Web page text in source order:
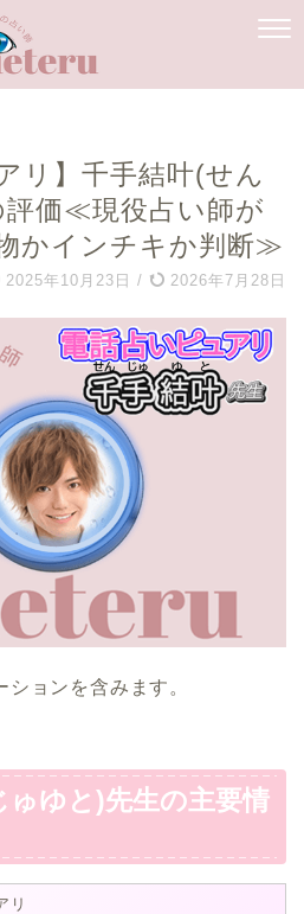
リ】千手結叶(せん
評価≪現役占い師が
かインチキか判断≫
2025年10月23日 / 2026年7月28日
ョンを含みます。
ゅゆと)先生の主要情
リ